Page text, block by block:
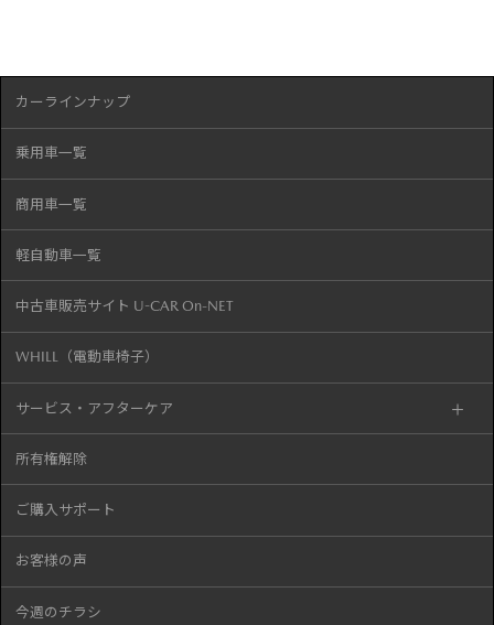
カーラインナップ
乗用車一覧
商用車一覧
軽自動車一覧
中古車販売サイト U-CAR On-NET
WHILL（電動車椅子）
サービス・アフターケア
所有権解除
ご購入サポート
お客様の声
今週のチラシ